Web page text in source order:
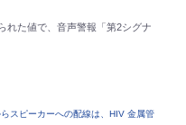
れた値で、音声警報「第2シグナ
スピーカーへの配線は、HIV 金属管